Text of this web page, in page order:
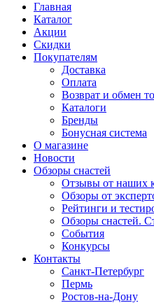
Главная
Каталог
Акции
Скидки
Покупателям
Доставка
Оплата
Возврат и обмен
Каталоги
Бренды
Бонусная система
О магазине
Новости
Обзоры снастей
Отзывы от наших
Обзоры от
Рейтинги и
Обзоры снастей.
События
Конкурсы
Контакты
Санкт-Петербург
Пермь
Ростов-на-Дону